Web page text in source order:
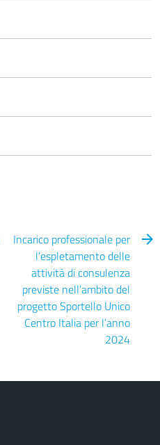
Incarico professionale per
l’espletamento delle
attività di consulenza
previste nell’ambito del
progetto Sportello Unico
Centro Italia per l’anno
2024